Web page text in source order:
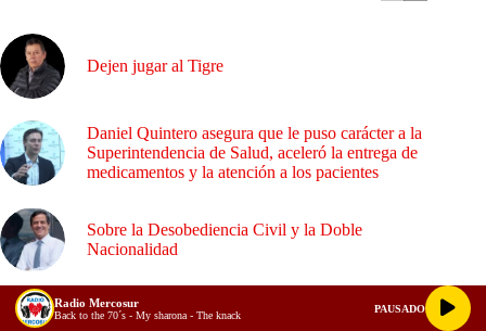
Dejen jugar al Tigre
Daniel Quintero asegura que le puso carácter a la
Superintendencia de Salud, aceleró la entrega de
medicamentos y la atención a los pacientes
Sobre la Desobediencia Civil y la Doble
Nacionalidad
¿Empalme o confrontación?
Radio Mercosur
Back to the 70´s - My sharona - The knack
PAUSADO